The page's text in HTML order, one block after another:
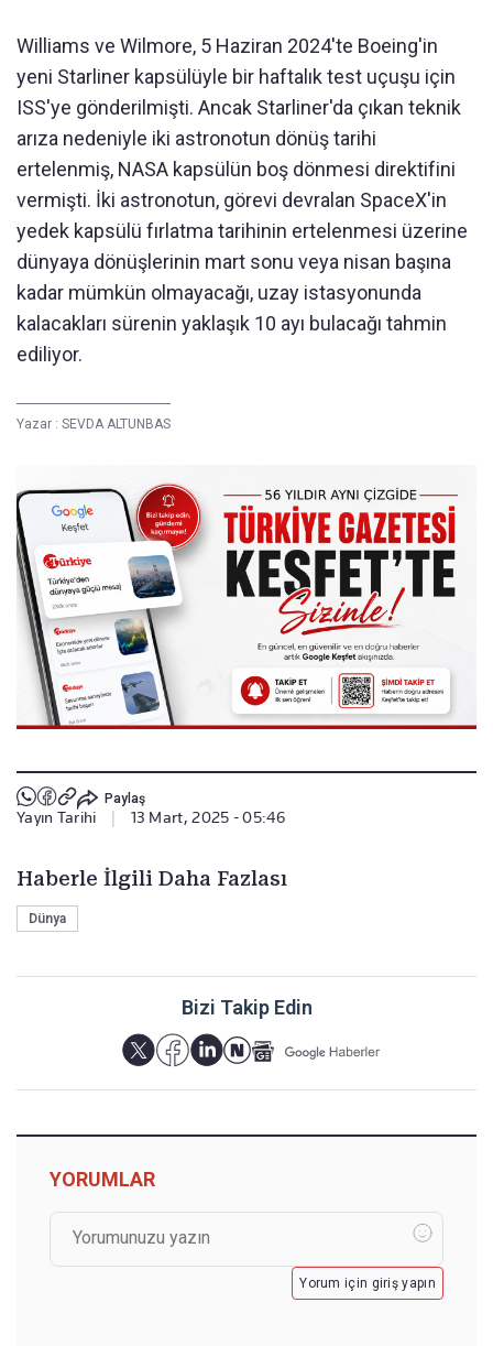
Williams ve Wilmore, 5 Haziran 2024'te Boeing'in
yeni Starliner kapsülüyle bir haftalık test uçuşu için
ISS'ye gönderilmişti. Ancak Starliner'da çıkan teknik
arıza nedeniyle iki astronotun dönüş tarihi
ertelenmiş, NASA kapsülün boş dönmesi direktifini
vermişti. İki astronotun, görevi devralan SpaceX'in
yedek kapsülü fırlatma tarihinin ertelenmesi üzerine
dünyaya dönüşlerinin mart sonu veya nisan başına
kadar mümkün olmayacağı, uzay istasyonunda
kalacakları sürenin yaklaşık 10 ayı bulacağı tahmin
ediliyor.
Yazar : SEVDA ALTUNBAS
Paylaş
Yayın Tarihi 13 Mart, 2025 - 05:46
Haberle İlgili Daha Fazlası
Dünya
Bizi Takip Edin
YORUMLAR
Yorum için giriş yapın